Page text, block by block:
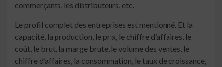
commerçants, les distributeurs, etc.
Le profil complet des entreprises est mentionné. Et la
capacité, la production, le prix, le chiffre d’affaires, le
coût, le brut, la marge brute, le volume des ventes, le
chiffre d’affaires, la consommation, le taux de croissance,